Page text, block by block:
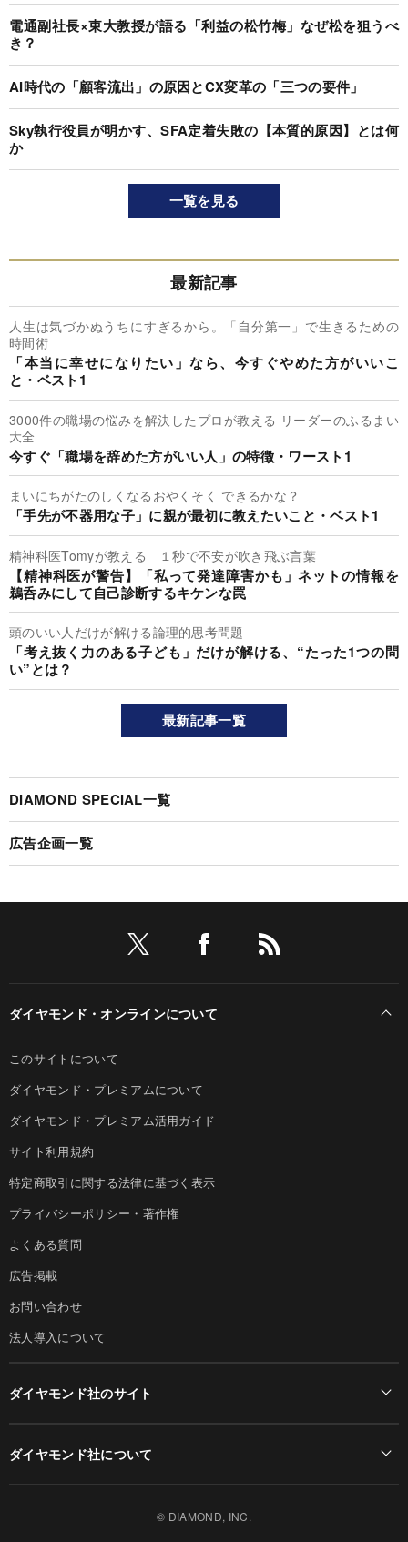
電通副社長×東大教授が語る「利益の松竹梅」なぜ松を狙うべ
き？
AI時代の「顧客流出」の原因とCX変革の「三つの要件」
Sky執行役員が明かす、SFA定着失敗の【本質的原因】とは何
か
一覧を見る
最新記事
人生は気づかぬうちにすぎるから。「自分第一」で生きるための
時間術
「本当に幸せになりたい」なら、今すぐやめた方がいいこ
と・ベスト1
3000件の職場の悩みを解決したプロが教える リーダーのふるまい
大全
今すぐ「職場を辞めた方がいい人」の特徴・ワースト1
まいにちがたのしくなるおやくそく できるかな？
「手先が不器用な子」に親が最初に教えたいこと・ベスト1
精神科医Tomyが教える １秒で不安が吹き飛ぶ言葉
【精神科医が警告】「私って発達障害かも」ネットの情報を
鵜呑みにして自己診断するキケンな罠
頭のいい人だけが解ける論理的思考問題
「考え抜く力のある子ども」だけが解ける、“たった1つの問
い”とは？
最新記事一覧
DIAMOND SPECIAL一覧
広告企画一覧
ダイヤモンド・オンラインについて
このサイトについて
ダイヤモンド・プレミアムについて
ダイヤモンド・プレミアム活用ガイド
サイト利用規約
特定商取引に関する法律に基づく表示
プライバシーポリシー・著作権
よくある質問
広告掲載
お問い合わせ
法人導入について
ダイヤモンド社のサイト
ダイヤモンド社について
© DIAMOND, INC.